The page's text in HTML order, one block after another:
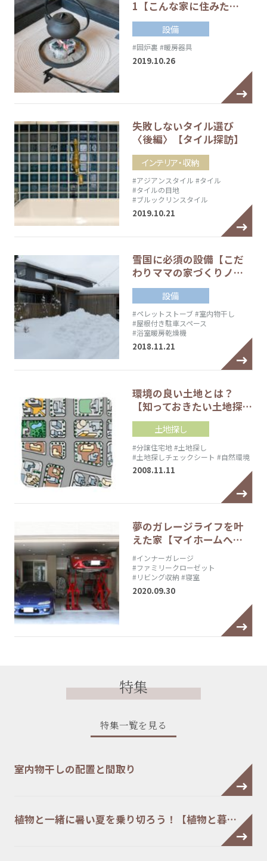
1【こんな家に住みた…
設備
#囲炉裏 #暖房器具
2019.10.26
失敗しないタイル選び
〈後編〉【タイル探訪】
インテリア・収納
#アジアンスタイル #タイル
#タイルの目地
#ブルックリンスタイル
2019.10.21
雪国に必須の設備【こだ
わりママの家づくりノ…
設備
#ペレットストーブ#室内物干し
#屋根付き駐車スペース
#浴室暖房乾燥機
2018.11.21
環境の良い土地とは？
【知っておきたい土地探…
土地探し
#分譲住宅地#土地探し
#土地探しチェックシート #自然環境
2008.11.11
夢のガレージライフを叶
えた家【マイホームへ…
#インナーガレージ
#ファミリークローゼット
#リビング収納 #寝室
2020.09.30
特集
特集一覧を見る
室内物干しの配置と間取り
植物と一緒に暑い夏を乗り切ろう！【植物と暮…